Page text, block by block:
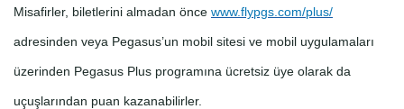
Misafirler, biletlerini almadan önce www.flypgs.com/plus/
adresinden veya Pegasus’un mobil sitesi ve mobil uygulamaları
üzerinden Pegasus Plus programına ücretsiz üye olarak da
uçuşlarından puan kazanabilirler.